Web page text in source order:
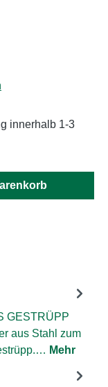
innerhalb 1-3
GESTRÜPP
aus Stahl zum
Mehr